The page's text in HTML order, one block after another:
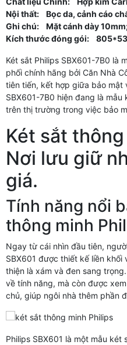
Nội thất: Bọc da, cảnh cáo
Ghi chú: Mặt cánh dày
Kích thước đóng gói:
Két sắt Philips SBX601-7B0 là
phối chính hãng bởi Căn Nhà
tiên tiến, kết hợp giữa bảo mật
SBX601-7B0 hiện đang là
trên thị trường trong việc bảo
Két sắt
Nơi lưu giữ
giá.
Tính năng nổi
thông minh
Ngay từ cái nhìn đầu tiên,
SBX601 được thiết kế liền khối
thiện là xám và đen sang
về tính năng, mà còn được
chủ, giúp ngôi nhà thêm phần
Philips SBX601 là một mẫu